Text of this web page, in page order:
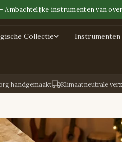
instrumenten van
Collectie
handgemaakt Klimaatneutrale